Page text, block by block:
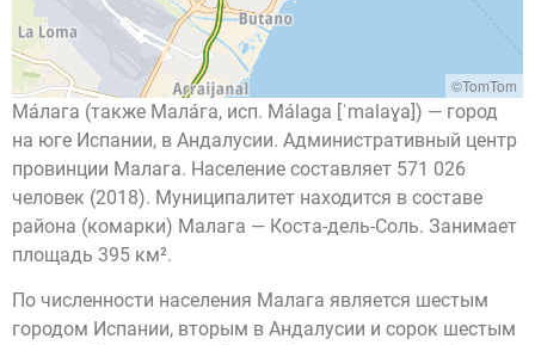
©TomTom
Ма́лага (также Мала́га, исп. Málaga [ˈmalaɣa]) — город
на юге Испании, в Андалусии. Административный центр
провинции Малага. Население составляет 571 026
человек (2018). Муниципалитет находится в составе
района (комарки) Малага — Коста-дель-Соль. Занимает
площадь 395 км².
По численности населения Малага является шестым
городом Испании, вторым в Андалусии и сорок шестым